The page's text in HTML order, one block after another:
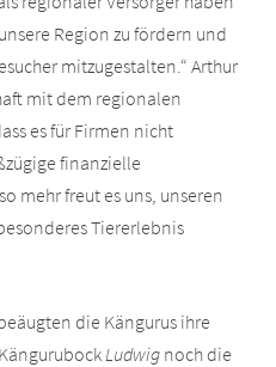
Region zu fördern und
mitzugestalten.“ Arthur
mit dem regionalen
es für Firmen nicht
finanzielle
mehr freut es uns, unseren
Tiererlebnis
die Kängurus ihre
Ludwig noch die